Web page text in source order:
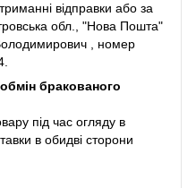
відправки або за
обл., "Нова Пошта"
, номер
бракованого
під час огляду в
в обидві сторони